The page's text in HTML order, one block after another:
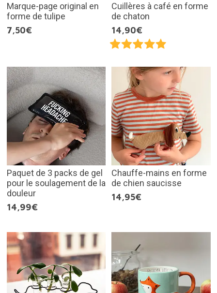
Marque-page original en
forme de tulipe
7,50€
Cuillères à café en forme
de chaton
14,90€
Paquet de 3 packs de gel
pour le soulagement de la
douleur
14,99€
Chauffe-mains en forme
de chien saucisse
14,95€